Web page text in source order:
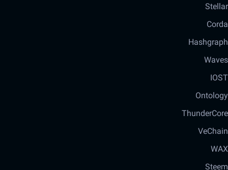
Stellar
Corda
Hashgraph
Waves
IOST
Ontology
ThunderCore
VeChain
WAX